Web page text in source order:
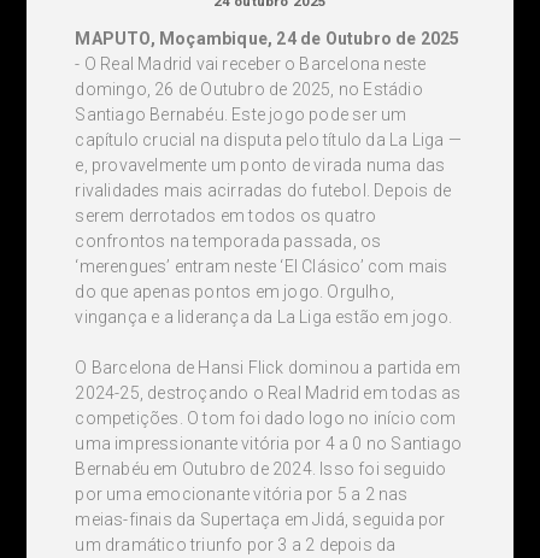
MAPUTO, Moçambique, 24 de Outubro de 2025
- O Real Madrid vai receber o Barcelona neste
domingo, 26 de Outubro de 2025, no Estádio
Santiago Bernabéu. Este jogo pode ser um
capítulo crucial na disputa pelo título da La Liga —
e, provavelmente um ponto de virada numa das
rivalidades mais acirradas do futebol. Depois de
serem derrotados em todos os quatro
confrontos na temporada passada, os
‘merengues’ entram neste ‘El Clásico’ com mais
do que apenas pontos em jogo. Orgulho,
vingança e a liderança da La Liga estão em jogo.
O Barcelona de Hansi Flick dominou a partida em
2024-25, destroçando o Real Madrid em todas as
competições. O tom foi dado logo no início com
uma impressionante vitória por 4 a 0 no Santiago
Bernabéu em Outubro de 2024. Isso foi seguido
por uma emocionante vitória por 5 a 2 nas
meias-finais da Supertaça em Jidá, seguida por
um dramático triunfo por 3 a 2 depois da